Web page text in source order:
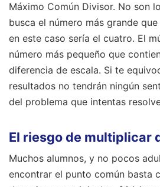
Máximo Común Divisor. No son
busca el número más grande
en este caso sería el cuatro. El
número más pequeño que
diferencia de escala. Si te
resultados no tendrán ningún
del problema que intentas
El riesgo de multiplicar
Muchos alumnos, y no pocos
encontrar el punto común basta